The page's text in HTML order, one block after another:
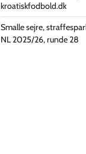
kroatiskfodbold.dk
Smalle sejre,
NL 2025/26, runde 28